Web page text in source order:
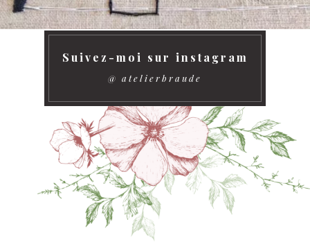
Suivez-moi sur instagram
@ atelierbraude